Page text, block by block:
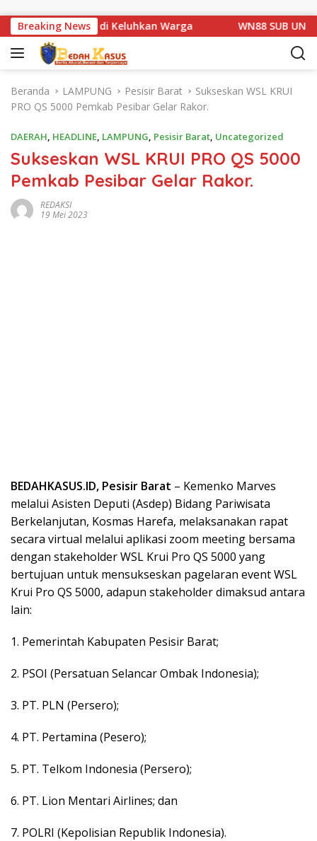
Breaking News
Basarang di Keluhkan Warga WN88 SUB UNIT 13
Beranda LAMPUNG Pesisir Barat
Sukseskan WSL KRUI
PRO QS 5000 Pemkab Pesibar Gelar Rakor.
DAERAH, HEADLINE, LAMPUNG, Pesisir Barat, Uncategorized
Sukseskan WSL KRUI PRO QS 5000
Pemkab Pesibar Gelar Rakor.
REDAKSI
19 Mei 2023
BEDAHKASUS.ID, Pesisir Barat – Kemenko Marves
melalui Asisten Deputi (Asdep) Bidang Pariwisata
Berkelanjutan, Kosmas Harefa, melaksanakan rapat
secara virtual melalui aplikasi zoom meeting bersama
dengan stakeholder WSL Krui Pro QS 5000 yang
bertujuan untuk mensukseskan pagelaran event WSL
Krui Pro QS 5000, adapun stakeholder dimaksud antara
lain:
1. Pemerintah Kabupaten Pesisir Barat;
2. PSOI (Persatuan Selancar Ombak Indonesia);
3. PT. PLN (Persero);
4. PT. Pertamina (Pesero);
5. PT. Telkom Indonesia (Persero);
6. PT. Lion Mentari Airlines; dan
7. POLRI (Kepolisian Republik Indonesia).